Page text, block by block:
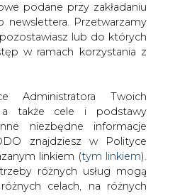
podane przy zakładaniu
newslettera. Przetwarzamy
lub do których
w ramach korzystania z
Administratora Twoich
a także cele i podstawy
niezbędne informacje
znajdziesz w Polityce
linkiem (tym linkiem).
różnych usług mogą
celach, na różnych
Pojazdy
jądrowej
skomentuj
udostępnij: